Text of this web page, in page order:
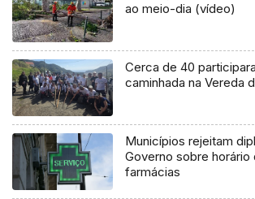
ao meio-dia (vídeo)
Cerca de 40
caminhada na Vereda
Municípios rejeitam
Governo sobre horário
farmácias